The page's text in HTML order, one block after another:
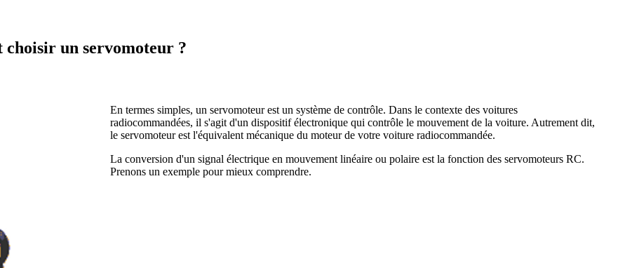
choisir un servomoteur ?
En termes simples, un servomoteur est un système de contrôle. Dans le contexte des voitures
radiocommandées, il s'agit d'un dispositif électronique qui contrôle le mouvement de la voiture. Autrement dit,
le servomoteur est l'équivalent mécanique du moteur de votre voiture radiocommandée.
La conversion d'un signal électrique en mouvement linéaire ou polaire est la fonction des servomoteurs RC.
Prenons un exemple pour mieux comprendre.